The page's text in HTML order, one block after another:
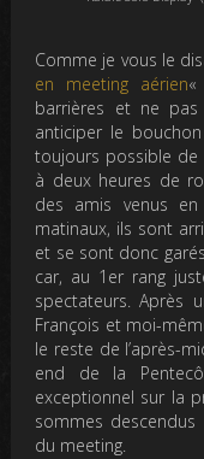
Comme je vous le
en meeting aérien
barrières et ne
anticiper le
toujours possible de
à deux heures de
des amis venus en
matinaux, ils sont
et se sont donc
car, au 1er rang
spectateurs. Après
François et moi-
le reste de l’après-
end de la
exceptionnel sur la
sommes
du meeting.